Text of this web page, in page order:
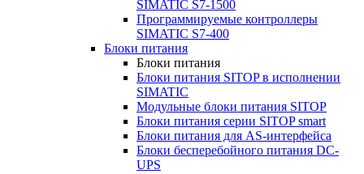
SIMATIC S7-1500
Программируемые контроллеры
SIMATIC S7-400
Блоки питания
Блоки питания
Блоки питания SITOP в исполнении
SIMATIC
Модульные блоки питания SITOP
Блоки питания серии SITOP smart
Блоки питания для AS-интерфейса
Блоки бесперебойного питания DC-
UPS